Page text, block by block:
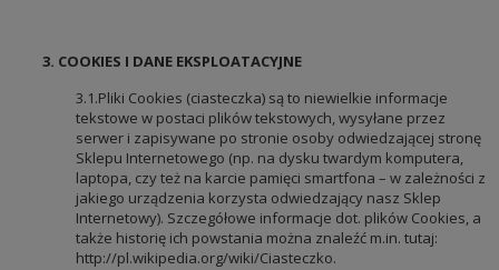
3. COOKIES I DANE EKSPLOATACYJNE
3.1.Pliki Cookies (ciasteczka) są to niewielkie informacje
tekstowe w postaci plików tekstowych, wysyłane przez
serwer i zapisywane po stronie osoby odwiedzającej stronę
Sklepu Internetowego (np. na dysku twardym komputera,
laptopa, czy też na karcie pamięci smartfona – w zależności z
jakiego urządzenia korzysta odwiedzający nasz Sklep
Internetowy). Szczegółowe informacje dot. plików Cookies, a
także historię ich powstania można znaleźć m.in. tutaj:
http://pl.wikipedia.org/wiki/Ciasteczko.